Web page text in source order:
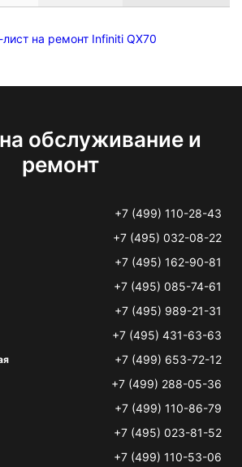
на ремонт Infiniti QX70
обслуживание и
ремонт
+7 (499) 110-28-43
+7 (495) 032-08-22
+7 (495) 162-90-81
+7 (495) 085-74-61
+7 (495) 989-21-31
+7 (495) 431-63-63
+7 (499) 653-72-12
+7 (499) 288-05-36
+7 (499) 110-86-79
+7 (495) 023-81-52
+7 (499) 110-53-06